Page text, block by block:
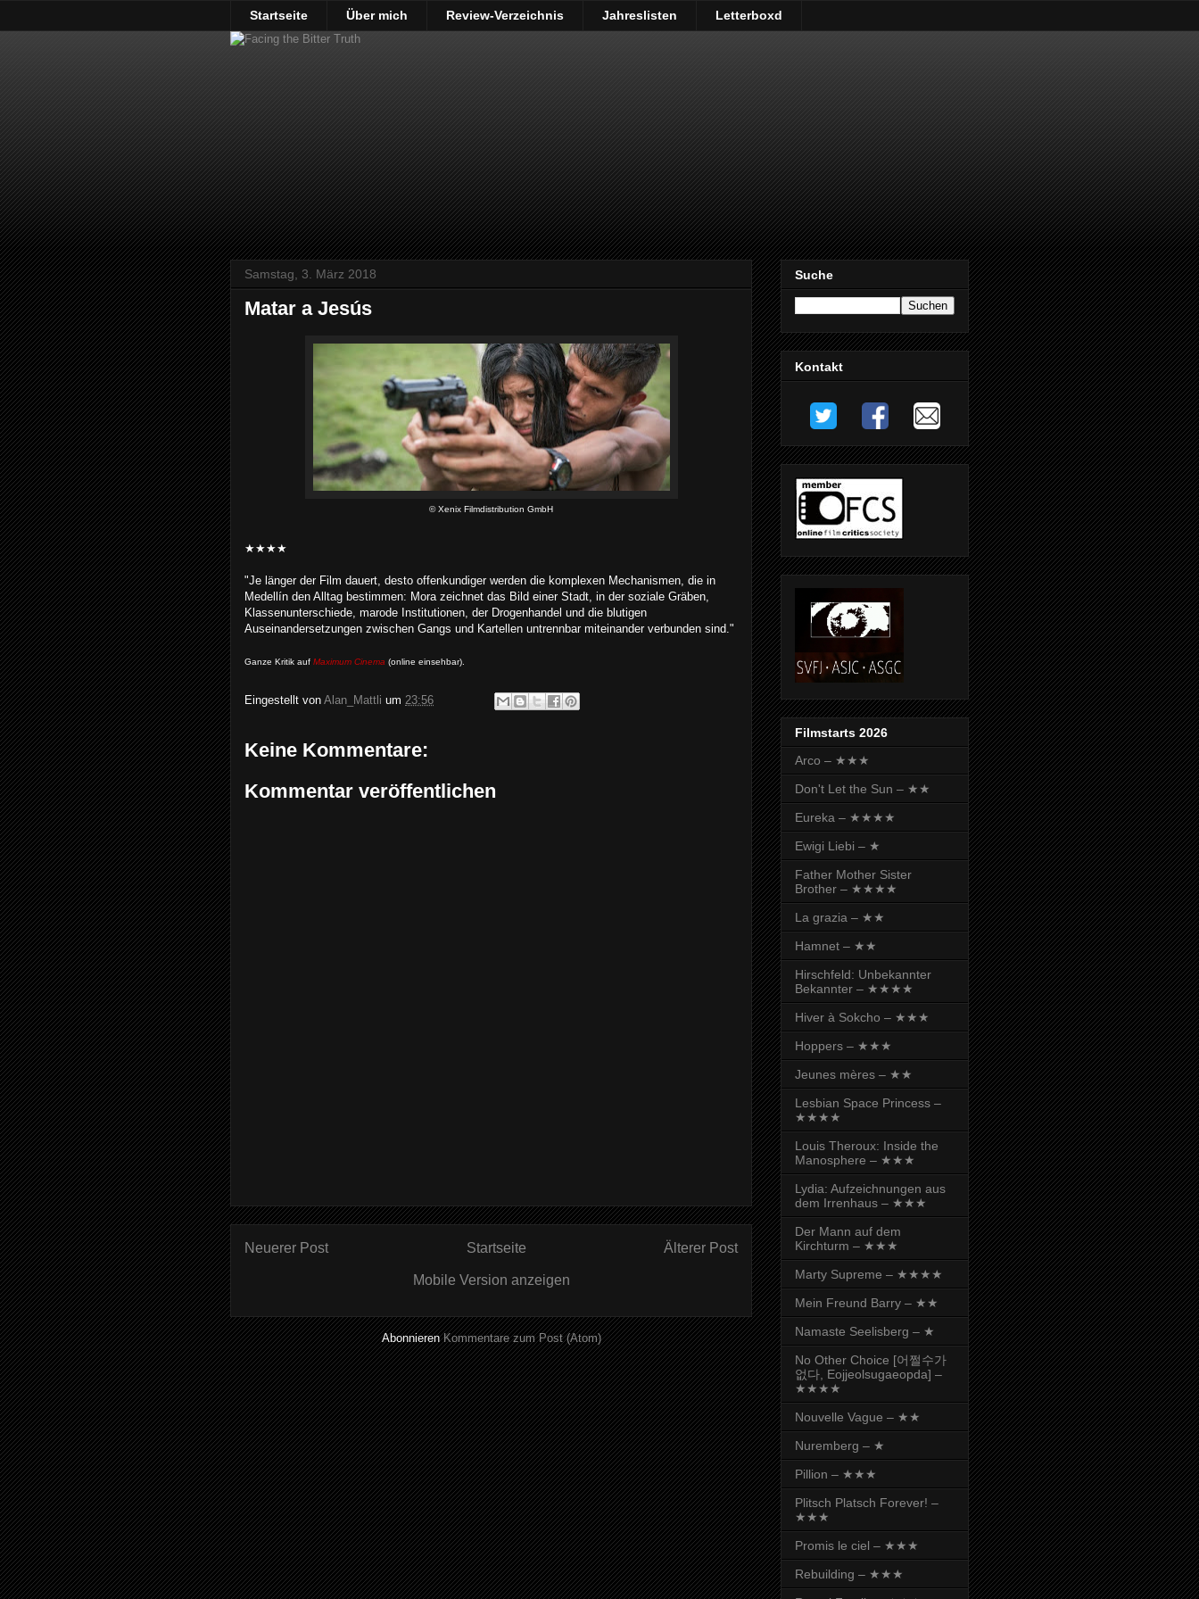
Startseite Über mich Review-Verzeichnis Jahreslisten Letterboxd
Samstag, 3. März 2018
Matar a Jesús
© Xenix Filmdistribution GmbH
★★★★
"Je länger der Film dauert, desto offenkundiger werden die komplexen Mechanismen, die in
Medellín den Alltag bestimmen: Mora zeichnet das Bild einer Stadt, in der soziale Gräben,
Klassenunterschiede, marode Institutionen, der Drogenhandel und die blutigen
Auseinandersetzungen zwischen Gangs und Kartellen untrennbar miteinander verbunden sind."
Ganze Kritik auf Maximum Cinema (online einsehbar).
Eingestellt von Alan_Mattli um 23:56
Keine Kommentare:
Kommentar veröffentlichen
Neuerer Post Älterer Post
Startseite
Mobile Version anzeigen
AbonnierenKommentare zum Post (Atom)
Suche
Kontakt
Filmstarts 2026
Arco – ★★★
Don't Let the Sun – ★★
Eureka – ★★★★
Ewigi Liebi – ★
Father Mother Sister
Brother – ★★★★
La grazia – ★★
Hamnet – ★★
Hirschfeld: Unbekannter
Bekannter – ★★★★
Hiver à Sokcho – ★★★
Hoppers – ★★★
Jeunes mères – ★★
Lesbian Space Princess –
★★★★
Louis Theroux: Inside the
Manosphere – ★★★
Lydia: Aufzeichnungen aus
dem Irrenhaus – ★★★
Der Mann auf dem
Kirchturm – ★★★
Marty Supreme – ★★★★
Mein Freund Barry – ★★
Namaste Seelisberg – ★
No Other Choice [어쩔수가
없다, Eojjeolsugaeopda] –
★★★★
Nouvelle Vague – ★★
Nuremberg – ★
Pillion – ★★★
Plitsch Platsch Forever! –
★★★
Promis le ciel – ★★★
Rebuilding – ★★★